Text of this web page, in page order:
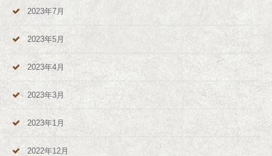
2023年7月
2023年5月
2023年4月
2023年3月
2023年1月
2022年12月